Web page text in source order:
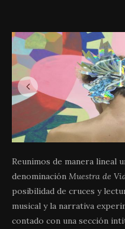
Reunimos de manera lineal
denominación Muestra de
posibilidad de cruces y
musical y la narrativa
contado con una sección